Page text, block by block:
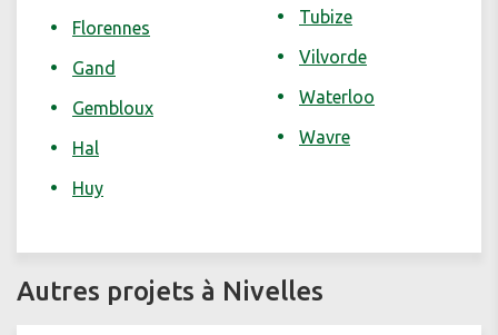
Florennes
Gand
Gembloux
Hal
Huy
Tubize
Vilvorde
Waterloo
Wavre
Autres projets à Nivelles